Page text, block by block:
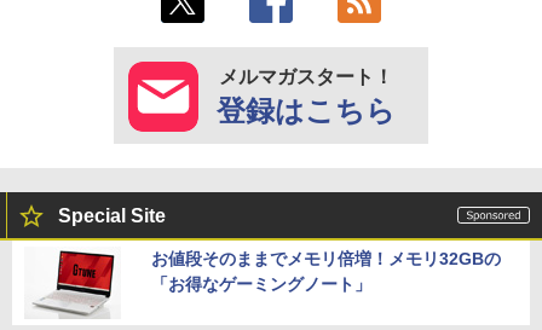
メルマガスタート！
登録はこちら
Special Site
お値段そのままでメモリ倍増！メモリ32GBの
「お得なゲーミングノート」